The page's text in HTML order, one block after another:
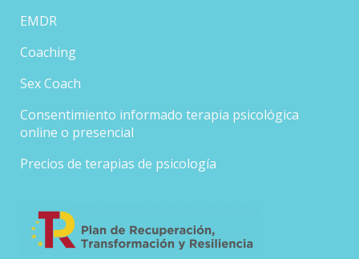
EMDR
Coaching
Sex Coach
Consentimiento informado terapia psicológica
online o presencial
Precios de terapias de psicología